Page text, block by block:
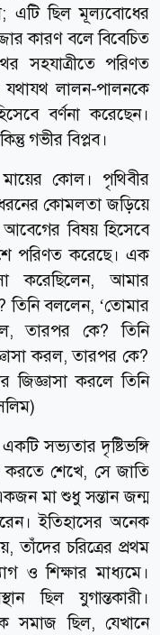
এটি ছিল মূল্যবোধের
কারণ বলে বিবেচিত
সহযাত্রীতে পরিণত
যথাযথ লালন-পালনকে
বর্ণনা করেছেন।
গভীর বিপ্লব।
কোল। পৃথিবীর
ধরনের কোমলতা জড়িয়ে
বিষয় হিসেবে
পরিণত করেছে। এক
করেছিলেন, আমার
তিনি বললেন, ‘তোমার
তারপর কে? তিনি
করল, তারপর কে?
জিজ্ঞাসা করলে তিনি
সভ্যতার দৃষ্টিভঙ্গি
করতে শেখে, সে জাতি
মা শুধু সন্তান জন্ম
ইতিহাসের অনেক
তাঁদের চরিত্রের প্রথম
ও শিক্ষার মাধ্যমে।
ছিল যুগান্তকারী।
সমাজ ছিল, যেখানে